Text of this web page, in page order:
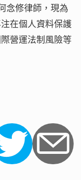
修律師，現為
在個人資料保護
營運法制風險等